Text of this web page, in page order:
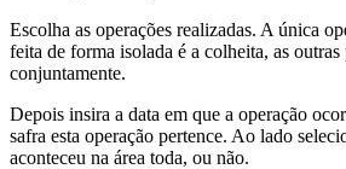
Escolha as operações realizadas. A única
feita de forma isolada é a colheita, as outras
conjuntamente.
Depois insira a data em que a operação
safra esta operação pertence. Ao lado
aconteceu na área toda, ou não.